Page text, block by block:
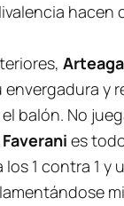
hacen
Arteaga
y
balón. No
Faverani es
1 contra 1